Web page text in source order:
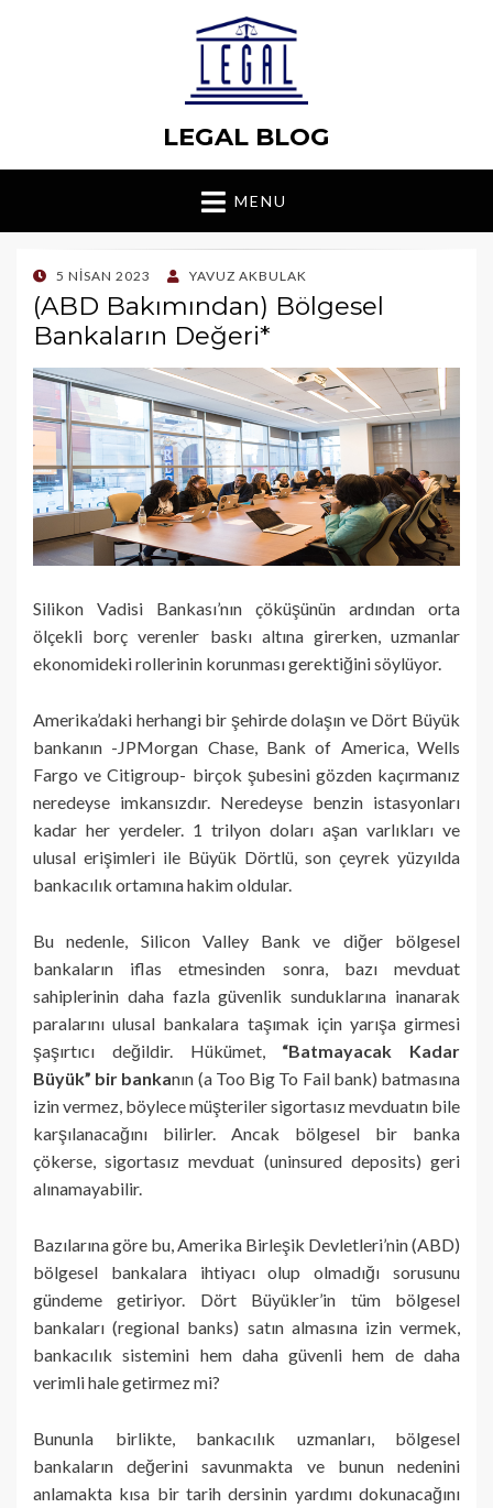
LEGAL BLOG
MENU
POSTED
ON
5 NISAN 2023 YAVUZ AKBULAK
(ABD Bakımından) Bölgesel
Bankaların Değeri*
Silikon Vadisi Bankası’nın çöküşünün ardından orta
ölçekli borç verenler baskı altına girerken, uzmanlar
ekonomideki rollerinin korunması gerektiğini söylüyor.
Amerika’daki herhangi bir şehirde dolaşın ve Dört Büyük
bankanın -JPMorgan Chase, Bank of America, Wells
Fargo ve Citigroup- birçok şubesini gözden kaçırmanız
neredeyse imkansızdır. Neredeyse benzin istasyonları
kadar her yerdeler. 1 trilyon doları aşan varlıkları ve
ulusal erişimleri ile Büyük Dörtlü, son çeyrek yüzyılda
bankacılık ortamına hakim oldular.
Bu nedenle, Silicon Valley Bank ve diğer bölgesel
bankaların iflas etmesinden sonra, bazı mevduat
sahiplerinin daha fazla güvenlik sunduklarına inanarak
paralarını ulusal bankalara taşımak için yarışa girmesi
şaşırtıcı değildir. Hükümet, “Batmayacak Kadar
Büyük” bir bankanın (a Too Big To Fail bank) batmasına
izin vermez, böylece müşteriler sigortasız mevduatın bile
karşılanacağını bilirler. Ancak bölgesel bir banka
çökerse, sigortasız mevduat (uninsured deposits) geri
alınamayabilir.
Bazılarına göre bu, Amerika Birleşik Devletleri’nin (ABD)
bölgesel bankalara ihtiyacı olup olmadığı sorusunu
gündeme getiriyor. Dört Büyükler’in tüm bölgesel
bankaları (regional banks) satın almasına izin vermek,
bankacılık sistemini hem daha güvenli hem de daha
verimli hale getirmez mi?
Bununla birlikte, bankacılık uzmanları, bölgesel
bankaların değerini savunmakta ve bunun nedenini
anlamakta kısa bir tarih dersinin yardımı dokunacağını